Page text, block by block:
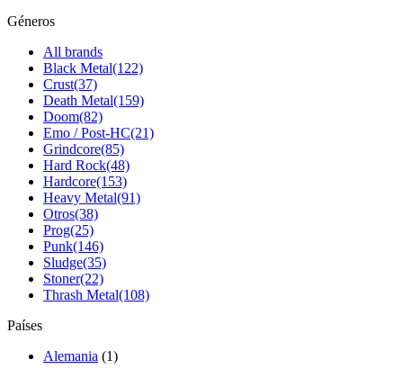
Géneros
All brands
Black Metal(122)
Crust(37)
Death Metal(159)
Doom(82)
Emo / Post-HC(21)
Grindcore(85)
Hard Rock(48)
Hardcore(153)
Heavy Metal(91)
Otros(38)
Prog(25)
Punk(146)
Sludge(35)
Stoner(22)
Thrash Metal(108)
Países
Alemania (1)